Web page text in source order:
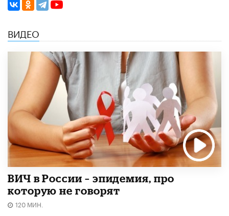
ВИДЕО
ВИЧ в России – эпидемия, про
которую не говорят
120 МИН.